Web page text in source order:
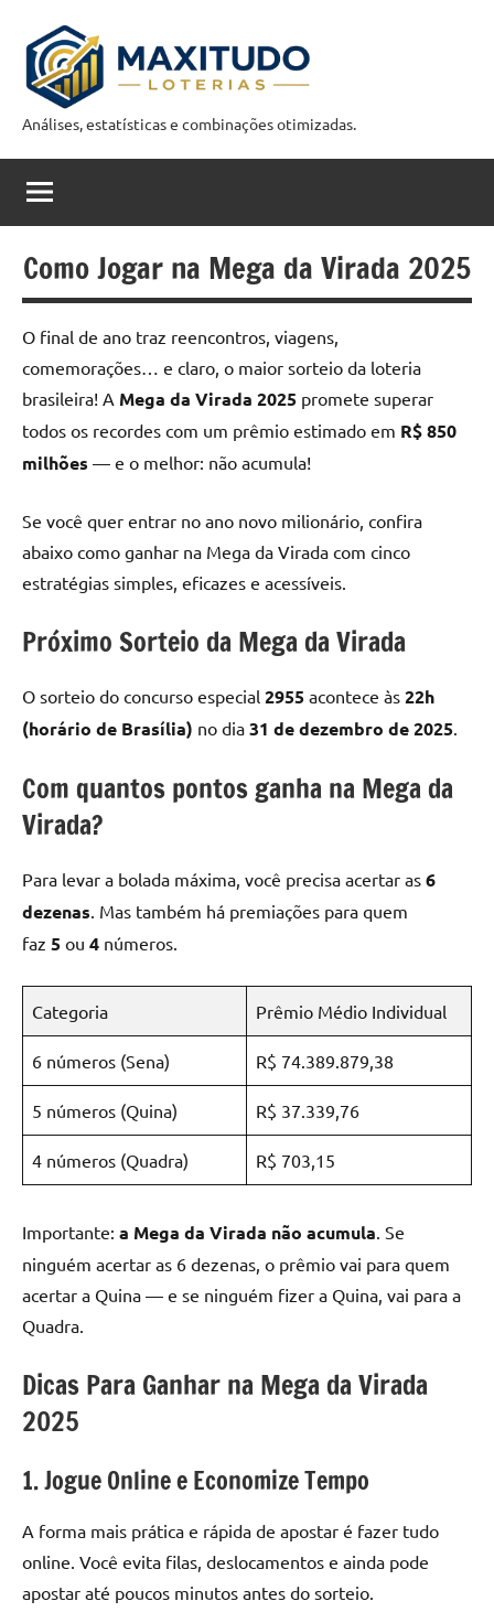
para
conteúdo
M
a
x
i
t
u
d
o
C
u
r
s
o
O
l
i
n
e
Análises, estatísticas e combinações otimizadas.
Como Jogar na Mega da Virada 2025
O final de ano traz reencontros, viagens,
comemorações… e claro, o maior sorteio da loteria
brasileira! A Mega da Virada 2025 promete superar
todos os recordes com um prêmio estimado em R$ 850
milhões — e o melhor: não acumula!
Se você quer entrar no ano novo milionário, confira
abaixo como ganhar na Mega da Virada com cinco
estratégias simples, eficazes e acessíveis.
Próximo Sorteio da Mega da Virada
O sorteio do concurso especial 2955 acontece às 22h
(horário de Brasília) no dia 31 de dezembro de 2025
Com quantos pontos ganha na Mega da
Virada?
Para levar a bolada máxima, você precisa acertar as 6
dezenas . Mas também há premiações para quem
faz 5 ou 4 números.
Categoria Prêmio Médio Individual
6 números (Sena) R$ 74.389.879,38
5 números (Quina) R$ 37.339,76
4 números (Quadra) R$ 703,15
Importante: a Mega da Virada não acumula . Se
ninguém acertar as 6 dezenas, o prêmio vai para quem
acertar a Quina — e se ninguém fizer a Quina, vai para a
Quadra.
Dicas Para Ganhar na Mega da Virada
2025
1. Jogue Online e Economize Tempo
A forma mais prática e rápida de apostar é fazer tudo
online. Você evita filas, deslocamentos e ainda pode
apostar até poucos minutos antes do sorteio.